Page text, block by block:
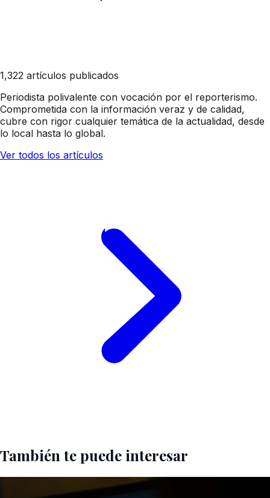
1,322 artículos publicados
Periodista polivalente con vocación por el reporterismo.
Comprometida con la información veraz y de calidad,
cubre con rigor cualquier temática de la actualidad, desde
lo local hasta lo global.
Ver todos los artículos
También te puede interesar